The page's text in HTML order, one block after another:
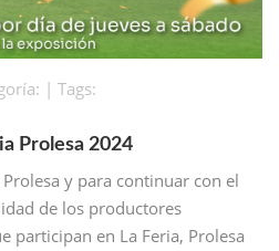
| Tags:
Prolesa 2024
y para continuar con el
de los productores
participan en La Feria, Prolesa